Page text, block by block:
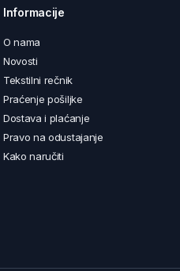
Informacije
O nama
Novosti
Tekstilni rečnik
Praćenje pošiljke
Dostava i plaćanje
Pravo na odustajanje
Kako naručiti